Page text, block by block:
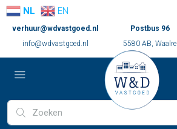
verhuur@wdvastgoed.nl
info@wdvastgoed.nl
Postbus 96
5580 AB, Waalre
NL EN